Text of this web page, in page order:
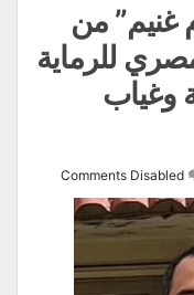
غنيم” من
للرماية
وغياب
Comments Disabled